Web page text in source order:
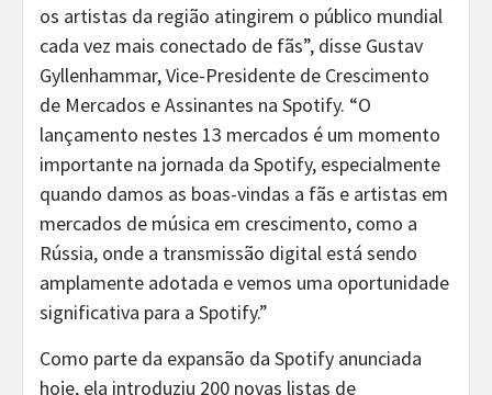
os artistas da região atingirem o público mundial
cada vez mais conectado de fãs”, disse Gustav
Gyllenhammar, Vice-Presidente de Crescimento
de Mercados e Assinantes na Spotify. “O
lançamento nestes 13 mercados é um momento
importante na jornada da Spotify, especialmente
quando damos as boas-vindas a fãs e artistas em
mercados de música em crescimento, como a
Rússia, onde a transmissão digital está sendo
amplamente adotada e vemos uma oportunidade
significativa para a Spotify.”
Como parte da expansão da Spotify anunciada
hoje, ela introduziu 200 novas listas de